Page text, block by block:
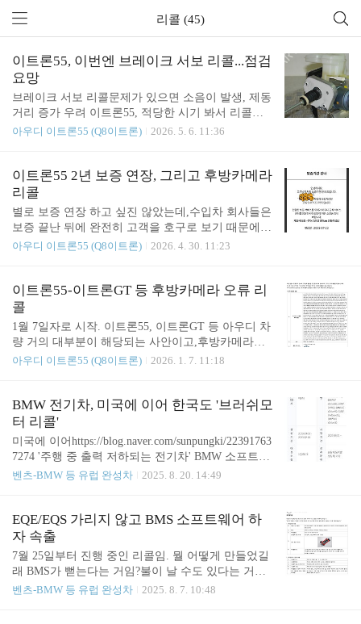
리콜 (45)
이트론55, 이번엔 브레이크 서보 리콜...점검
요망
브레이크 서보 리콜문제가 있으면 소음이 발생, 제동
거리 증가 우려 이트론55, 적당한 시기 봐서 리콜가
야 하겠구먼.이트론55는 브레이크바이와이어고전기
com/m/78 전기차는 브레이크패드가 완전히 없어질
지도 모른다?아우디 이트론55 센터 들어가면 가장 많
이 듣는다는 이야기가 "브레이크패드가 새것 같다"
늘 듣는 이야기지만 사실 새삼스러운 것도 아니다.
이트론55는 회생제동을 3단계로 관리를 하고 있는데
meritocrat.tistory.com 때문에 전자식임에도 마치물리
있음. 페달 담력이 이상하거나 이상 소음이 들리는
분들은교체 ..
아우디 이트론55 (Q8이트론) 2026. 5. 6. 11:36
이트론55 2년 보증 연장, 그리고 후방카메라
리콜
별로 보증 연장 하고 싶진 않았는데,수입차 회사들은
보증 끝난 뒤에 완전히 고객을 호구로 보기 때문에그
래도 큰 고장 날 경우 확실히 해 둘 상황이 필요해서
을 내면 7년으로 늘어남.그냥 보증해주는게 아니고
보험사 끼고 하는 거임.(3년 지난 뒤에 추가 2년 해
준 당초 보증도 마찬가지 방식) 이트론55의 경우 2년
에 225만5천원이다. 80만원이 넘는 정기점검 상품(서
비스쿠폰) 구입은 일단 안하는 걸로 생각하는 중임.
센터에서 하는 간헐적 정기점검 이벤트때나 하던가
요도 없을 것 같고. 그리고 후방카메라 리콜 작업도
했는데,https://meri..
아우디 이트론55 (Q8이트론) 2026. 4. 30. 11:23
이트론55-이트론GT 등 후방카메라 오류 리
콜
1월 7일자로 시작. 이트론55, 이트론GT 등 아우디 차
량 거의 대부분이 해당되는 사안이고,후방카메라가
뜨지 않는 오류로, SW패치로 가능한 것으로 보임. 센
아우디 이트론55 (Q8이트론) 2026. 1. 7. 11:18
BMW 전기차, 미국에 이어 한국도 '브러쉬모
터 리콜'
미국에 이어https://blog.naver.com/sunpungki/22391763
7274 '주행 중 출력 저하되는 전기차' BMW 소프트웨
어 이슈로 7만 대 리콜전기 모터 소프트웨어가 이중
터 한국도 브러쉬모터 리콜 시작거의 대부분의 BMW
전기차가 해당함.한국엔 대상 차량이 1만대가 넘음.
정작 한국 테스트에서는 브러쉬모터 문제 없다고 했
는데 ㅋㅋhttps://meritocrat.tistory.com/1663 "BMW iX
3 브러시모터 문제 없다"고 테스트 했다지만BMW는
자사 전기차 모터 마모도에 문제될 수 있다고 보고
벤츠-BMW 등 유럽 완성차 2025. 8. 20. 14:49
EQE/EQS 가리지 않고 BMS 소프트웨어 하
자 속출
7월 25일부터 진행 중인 리콜임. 뭘 어떻게 만들었길
래 BMS가 뻗는다는 거임?불이 날 수도 있다는 거잖
아 ㄷㄷ 1. 하드웨어 하자도 아니고...일단 벤츠 수준
벤츠-BMW 등 유럽 완성차 2025. 8. 7. 10:48